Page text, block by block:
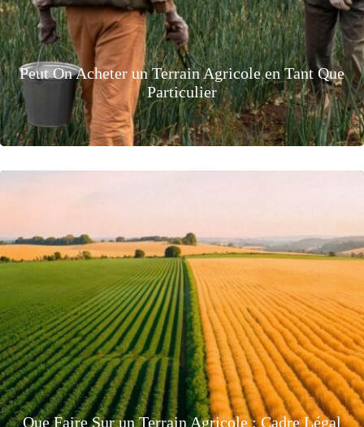
Peut On Acheter un Terrain Agricole en Tant Que
Particulier
MAI 5, 2026
Que Faire Sur un Terrain Agricole : Cadre Légal